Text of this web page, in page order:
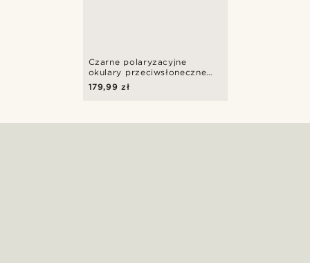
Czarne polaryzacyjne
okulary przeciwsłoneczne
retro
179,99 zł